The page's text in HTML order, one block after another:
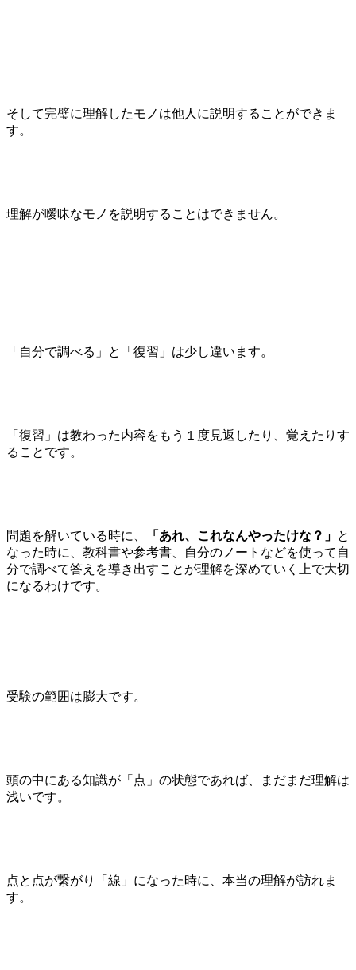
そして完璧に理解したモノは他人に説明することができま
す。
理解が曖昧なモノを説明することはできません。
「自分で調べる」と「復習」は少し違います。
「復習」は教わった内容をもう１度見返したり、覚えたりす
ることです。
問題を解いている時に、 「あれ、これなんやったけな？」 と
なった時に、教科書や参考書、自分のノートなどを使って自
分で調べて答えを導き出すことが理解を深めていく上で大切
になるわけです。
受験の範囲は膨大です。
頭の中にある知識が「点」の状態であれば、まだまだ理解は
浅いです。
点と点が繋がり「線」になった時に、本当の理解が訪れま
す。